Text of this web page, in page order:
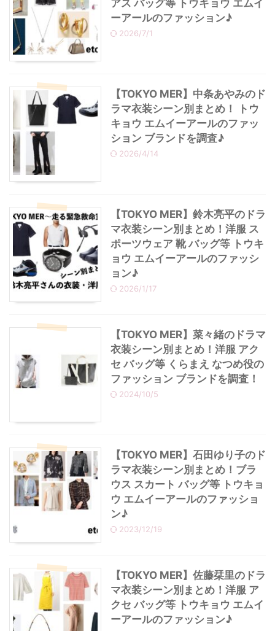
アス バッグ等 トウキョウ エムイ
ーアールのファッション♪
2026/7/1
【TOKYO MER】中条あやみのド
ラマ衣装シーン別まとめ！ トウ
キョウ エムイーアールのファッ
ション ブランドを調査♪
2026/4/14
【TOKYO MER】鈴木亮平のドラ
マ衣装シーン別まとめ！洋服 ス
ポーツウェア 靴 バッグ等 トウキ
ョウ エムイーアールのファッシ
ョン♪
2026/1/17
【TOKYO MER】菜々緒のドラマ
衣装シーン別まとめ！洋服 アク
セ バッグ等 くらまえ なつめ役の
ファッション ブランドを調査！
2024/10/5
【TOKYO MER】石田ゆり子のド
ラマ衣装シーン別まとめ！ブラ
ウス スカート バッグ等 トウキョ
ウ エムイーアールのファッショ
ン♪
2023/12/19
【TOKYO MER】佐藤栞里のドラ
マ衣装シーン別まとめ！洋服 ア
クセ バッグ等 トウキョウ エムイ
ーアールのファッション♪